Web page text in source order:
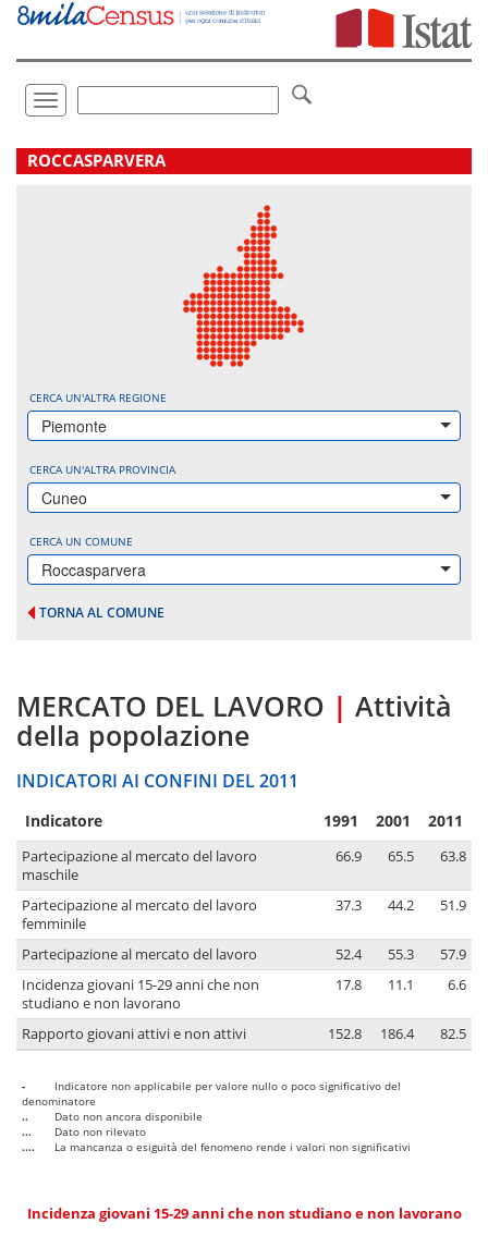
Vai
direttamente
Toggle
navigation
.
ROCCASPARVERA
CERCA UN'ALTRA REGIONE
Piemonte
CERCA UN'ALTRA PROVINCIA
Cuneo
CERCA UN COMUNE
Roccasparvera
TORNA AL COMUNE
MERCATO DEL LAVORO | Attività
della popolazione
INDICATORI AI CONFINI DEL 2011
Indicatore 1991 2001 2011
Partecipazione al mercato del lavoro
maschile
66.9 65.5 63.8
Partecipazione al mercato del lavoro
femminile
37.3 44.2 51.9
Partecipazione al mercato del lavoro 52.4 55.3
57.9
Incidenza giovani 15-29 anni che non
studiano e non lavorano
17.8 11.1 6.6
Rapporto giovani attivi e non attivi 152.8 186.4 82.5
-
Indicatore non applicabile per valore nullo o poco significativo del
denominatore
..
Dato non ancora disponibile
...
Dato non rilevato
....
La mancanza o esiguità del fenomeno rende i valori non significativi
Incidenza giovani 15-29 anni che non studiano e non lavorano